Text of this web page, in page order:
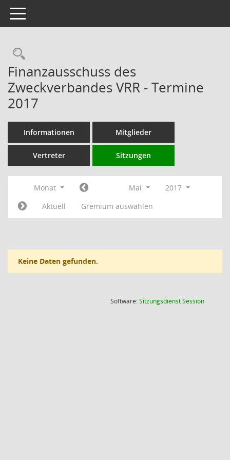
Toggle navigation
Rechercheauswahl
Finanzausschuss des
Zweckverbandes VRR - Termine
2017
Informationen Mitglieder
Vertreter Sitzungen
Monat Mai
2017
Aktuell
Gremium auswählen
Keine Daten gefunden.
Software:SitzungsdienstSession(Wird in